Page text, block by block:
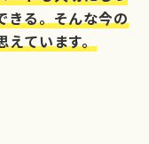
きる。そんな今の
えています。